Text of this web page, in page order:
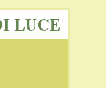
LUCE